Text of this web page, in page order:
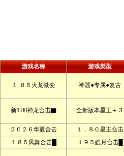
游戏名称 游戏类型
１·８５火龙微变 神器●专属●复古
新1.80神龙合击▇ 全新版本星王＋３
２０２６华夏合击 １．８０星王合击
１８５凤舞合击█
１９５皓月合击█